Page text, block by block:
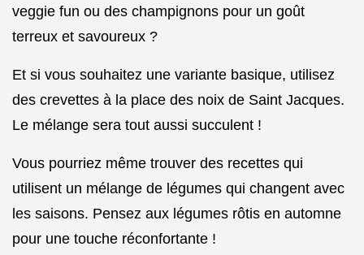
veggie fun ou des champignons pour un goût
terreux et savoureux ?
Et si vous souhaitez une variante basique, utilisez
des crevettes à la place des noix de Saint Jacques.
Le mélange sera tout aussi succulent !
Vous pourriez même trouver des recettes qui
utilisent un mélange de légumes qui changent avec
les saisons. Pensez aux légumes rôtis en automne
pour une touche réconfortante !